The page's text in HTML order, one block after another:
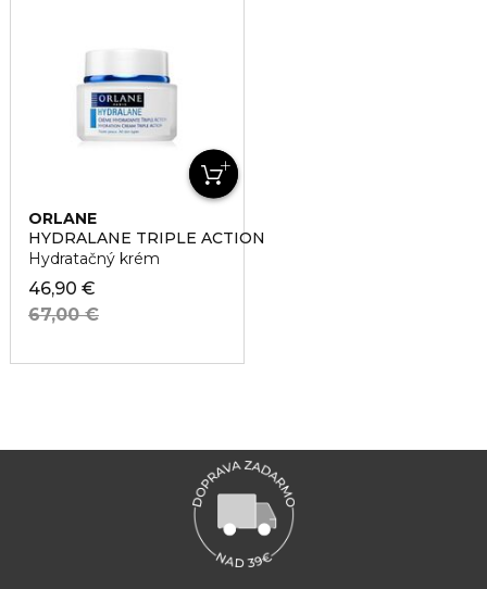
ORLANE
HYDRALANE TRIPLE ACTION
Hydratačný krém
46,90 €
67,00 €